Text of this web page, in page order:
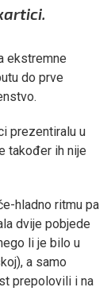
ekstremne
do prve
prezentiralu u
također ih nije
hladno ritmu pa
dvije pobjede
li je bilo u
a samo
prepolovili i na